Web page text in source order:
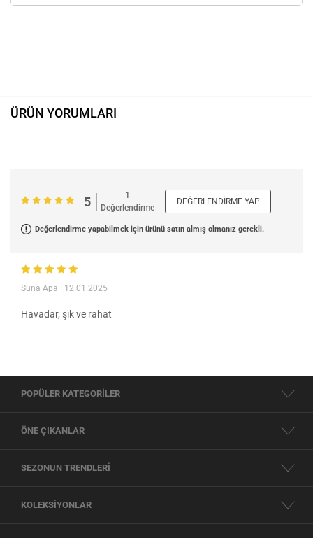
ÜRÜN YORUMLARI
5
1
Değerlendirme
DEĞERLENDIRME YAP
Değerlendirme yapabilmek için ürünü satın almış olmanız gerekli.
Suna Apa | 12.01.2025
Havadar, şık ve rahat
POPÜLER KATEGORİLER
ÖNE ÇIKANLAR
SEZONUN TRENDLERİ
KOLEKSİYONLAR